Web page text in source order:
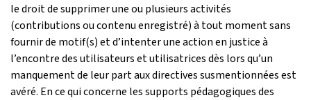
le droit de supprimer une ou plusieurs activités
(contributions ou contenu enregistré) à tout moment sans
fournir de motif(s) et d’intenter une action en justice à
l’encontre des utilisateurs et utilisatrices dès lors qu’un
manquement de leur part aux directives susmentionnées est
avéré. En ce qui concerne les supports pédagogiques des